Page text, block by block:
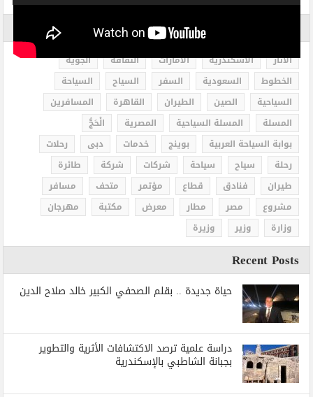
الاثار الاسكندرية الامارات الثقافة
الجوية
الخطوط
السعودية السفر السياح
السياحة
السياحية
الصين الطيران القاهرة
المسافرين
المسلة
المسلة السياحية المصرية
الْحَجُّ
بوابة السياحة العربية
بوينج خدمات دبى
رحلات
رحلة
سياح سياحة شركات شركة
طائرة
طيران
فنادق قطاع مؤتمر متحف
مسافر
مشروع
مصر مطار معرض مكتبة
مهرجان
وزارة
وزير وزيرة
Recent Posts
حياة جديدة .. بقلم الصحفي الكبير خالد صلاح الدين
دراسة علمية ترصد الاكتشافات الأثرية والتطوير
بجبانة الشاطبي بالإسكندرية